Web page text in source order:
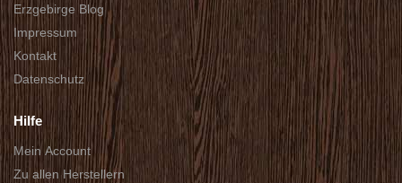
Erzgebirge Blog
Impressum
Kontakt
Datenschutz
Hilfe
Mein Account
Zu allen Herstellern